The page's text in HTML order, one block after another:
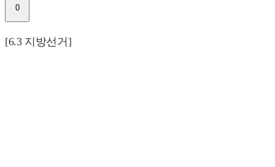
0
[6.3 지방선거]